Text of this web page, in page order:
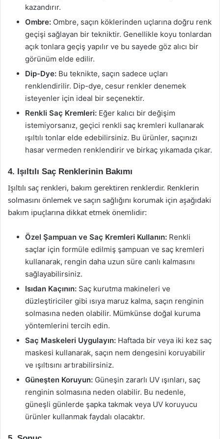
kazandırır.
Ombre: Ombre, saçın köklerinden uçlarına doğru renk
geçişi sağlayan bir tekniktir. Genellikle koyu tonlardan
açık tonlara geçiş yapılır ve bu sayede göz alıcı bir
görünüm elde edilir.
Dip-Dye: Bu teknikte, saçın sadece uçları
renklendirilir. Dip-dye, cesur renkler denemek
isteyenler için ideal bir seçenektir.
Renkli Saç Kremleri: Eğer kalıcı bir değişim
istemiyorsanız, geçici renkli saç kremleri kullanarak
ışıltılı tonlar elde edebilirsiniz. Bu ürünler, saçınızı
hasar vermeden renklendirir ve birkaç yıkamada çıkar.
4. Işıltılı Saç Renklerinin Bakımı
Işıltılı saç renkleri, bakım gerektiren renklerdir. Renklerin
solmasını önlemek ve saçın sağlığını korumak için aşağıdaki
bakım ipuçlarına dikkat etmek önemlidir:
Özel Şampuan ve Saç Kremleri Kullanın: Renkli
saçlar için formüle edilmiş şampuan ve saç kremleri
kullanarak, rengin daha uzun süre canlı kalmasını
sağlayabilirsiniz.
Isıdan Kaçının: Saç kurutma makineleri ve
düzleştiriciler gibi ısıya maruz kalma, saçın renginin
solmasına neden olabilir. Mümkünse doğal kuruma
yöntemlerini tercih edin.
Saç Maskeleri Uygulayın: Haftada bir veya iki kez saç
maskesi kullanarak, saçın nem dengesini koruyabilir
ve ışıltısını artırabilirsiniz.
Güneşten Koruyun: Güneşin zararlı UV ışınları, saç
renginin solmasına neden olabilir. Bu nedenle,
güneşli günlerde şapka takmak veya UV koruyucu
ürünler kullanmak faydalı olacaktır.